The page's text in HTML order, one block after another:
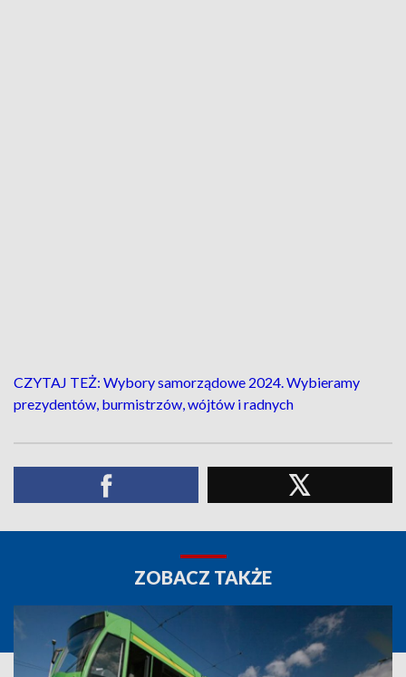
CZYTAJ TEŻ: Wybory samorządowe 2024. Wybieramy
prezydentów, burmistrzów, wójtów i radnych
ZOBACZ TAKŻE